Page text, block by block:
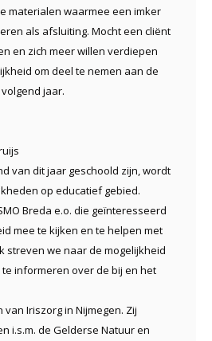
materialen waarmee een imker
als afsluiting. Mocht een cliënt
en zich meer willen verdiepen
om deel te nemen aan de
jaar.
van dit jaar geschoold zijn, wordt
op educatief gebied.
Breda e.o. die geïnteresseerd
mee te kijken en te helpen met
streven we naar de mogelijkheid
informeren over de bij en het
Iriszorg in Nijmegen. Zij
i.s.m. de Gelderse Natuur en